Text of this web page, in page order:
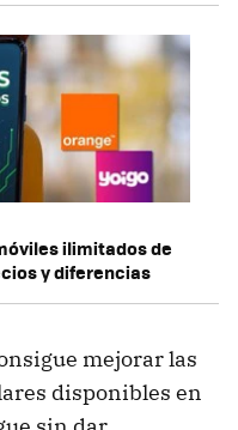
ilimitados de
y diferencias
mejorar las
disponibles en